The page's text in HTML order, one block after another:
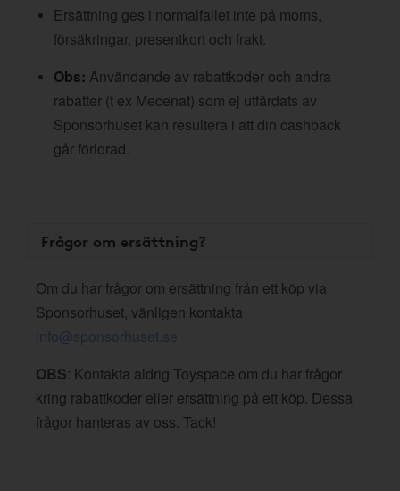
Ersättning ges i normalfallet inte på moms,
försäkringar, presentkort och frakt.
Obs: Användande av rabattkoder och andra
rabatter (t ex Mecenat) som ej utfärdats av
Sponsorhuset kan resultera i att din cashback
går förlorad.
Frågor om ersättning?
Om du har frågor om ersättning från ett köp via
Sponsorhuset, vänligen kontakta
info@sponsorhuset.se
OBS: Kontakta aldrig Toyspace om du har frågor
kring rabattkoder eller ersättning på ett köp. Dessa
frågor hanteras av oss. Tack!